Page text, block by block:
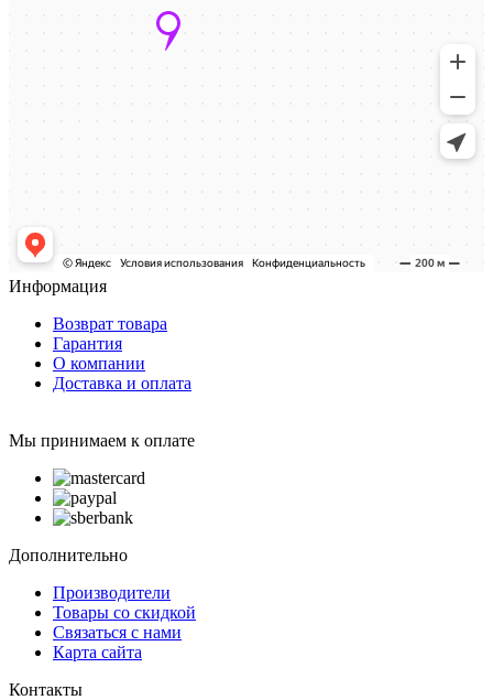
Информация
Возврат товара
Гарантия
О компании
Доставка и оплата
Мы принимаем к оплате
Дополнительно
Производители
Товары со скидкой
Связаться с нами
Карта сайта
Контакты